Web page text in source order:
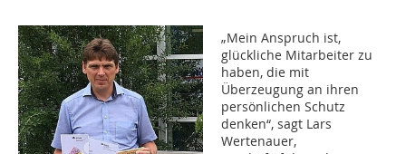
„Mein Anspruch ist,
glückliche Mitarbeiter zu
haben, die mit
Überzeugung an ihren
persönlichen Schutz
denken“, sagt Lars
Wertenauer,